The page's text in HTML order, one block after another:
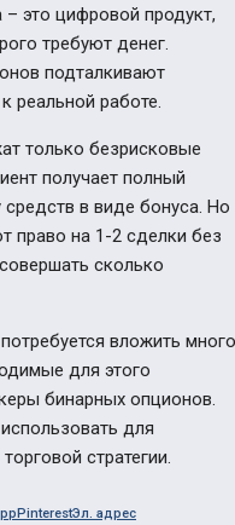
– это цифровой продукт,
требуют денег.
подталкивают
реальной работе.
только безрисковые
получает полный
средств в виде бонуса. Но
право на 1-2 сделки без
сколько
вложить много
для этого
бинарных опционов.
для
стратегии.
PinterestЭл. адрес